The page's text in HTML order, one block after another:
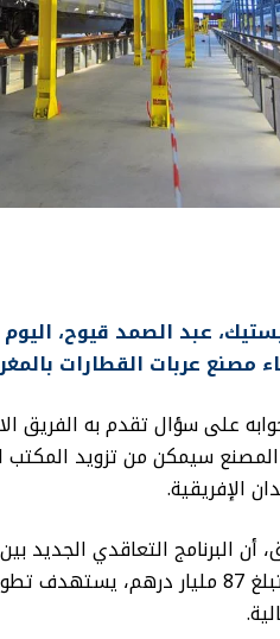
عبد الصمد قيوح،
مصنع عربات القطارات
على سؤال تقدم به الفريق
سيمكن من تزويد
الإفريقية.
أن البرنامج التعاقدي الجديد
والذي خصصت له ميزانية تبلغ 87